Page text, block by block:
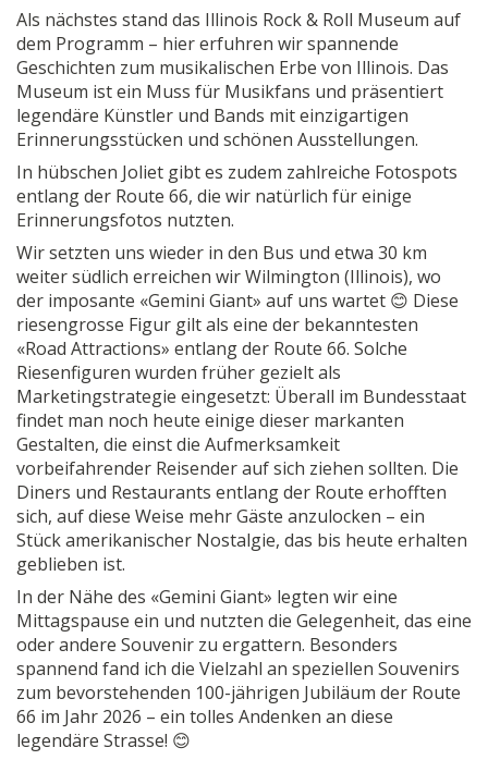
Als nächstes stand das Illinois Rock & Roll Museum auf
dem Programm – hier erfuhren wir spannende
Geschichten zum musikalischen Erbe von Illinois. Das
Museum ist ein Muss für Musikfans und präsentiert
legendäre Künstler und Bands mit einzigartigen
Erinnerungsstücken und schönen Ausstellungen.
In hübschen Joliet gibt es zudem zahlreiche Fotospots
entlang der Route 66, die wir natürlich für einige
Erinnerungsfotos nutzten.
Wir setzten uns wieder in den Bus und etwa 30 km
weiter südlich erreichen wir Wilmington (Illinois), wo
der imposante «Gemini Giant» auf uns wartet 😊 Diese
riesengrosse Figur gilt als eine der bekanntesten
«Road Attractions» entlang der Route 66. Solche
Riesenfiguren wurden früher gezielt als
Marketingstrategie eingesetzt: Überall im Bundesstaat
findet man noch heute einige dieser markanten
Gestalten, die einst die Aufmerksamkeit
vorbeifahrender Reisender auf sich ziehen sollten. Die
Diners und Restaurants entlang der Route erhofften
sich, auf diese Weise mehr Gäste anzulocken – ein
Stück amerikanischer Nostalgie, das bis heute erhalten
geblieben ist.
In der Nähe des «Gemini Giant» legten wir eine
Mittagspause ein und nutzten die Gelegenheit, das eine
oder andere Souvenir zu ergattern. Besonders
spannend fand ich die Vielzahl an speziellen Souvenirs
zum bevorstehenden 100-jährigen Jubiläum der Route
66 im Jahr 2026 – ein tolles Andenken an diese
legendäre Strasse! 😊